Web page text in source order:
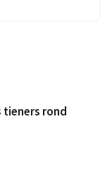
tieners rond